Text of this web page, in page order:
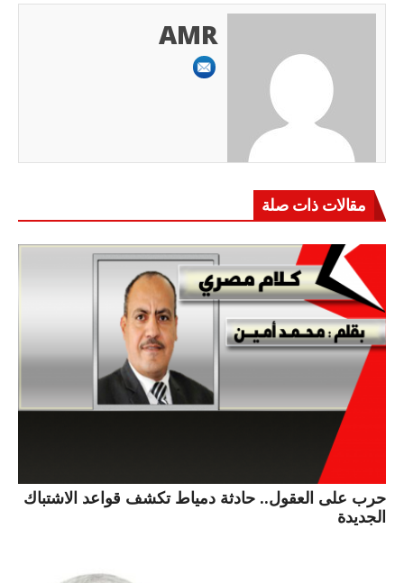
AMR
مقالات ذات صلة
حرب على العقول.. حادثة دمياط تكشف قواعد الاشتباك
الجديدة